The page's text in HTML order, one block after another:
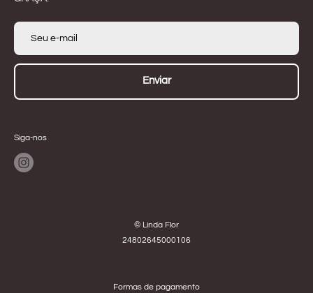
Seu e-mail
Enviar
Siga-nos
© Linda Flor
24802645000106
Formas de pagamento